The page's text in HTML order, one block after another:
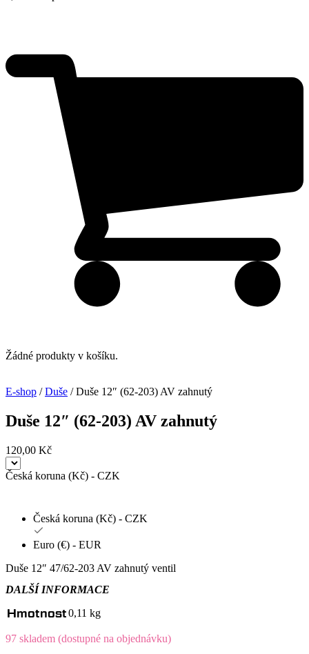
Žádné produkty v košíku.
E-shop /Duše / Duše 12″ (62-203) AV zahnutý
Duše 12″ (62-203) AV zahnutý
120,00 Kč
Česká koruna (Kč) - CZK
Česká koruna (Kč) - CZK
Euro (€) - EUR
Duše 12″ 47/62-203 AV zahnutý ventil
DALŠÍ INFORMACE
Hmotnost0,11 kg
97 skladem (dostupné na objednávku)